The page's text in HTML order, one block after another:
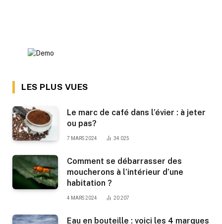
LES PLUS VUES
Le marc de café dans l’évier : à jeter
ou pas?
7 MARS 2024 34 025
Comment se débarrasser des
moucherons à l’intérieur d’une
habitation ?
4 MARS 2024 20 207
Eau en bouteille : voici les 4 marques